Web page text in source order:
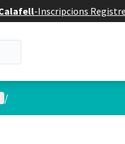
-Inscripcions
d'usuari
/